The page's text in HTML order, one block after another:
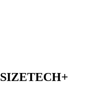
SIZETECH+